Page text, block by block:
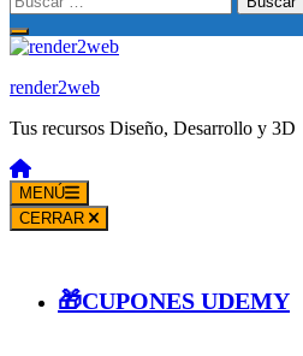
render2web
Tus recursos Diseño, Desarrollo y 3D
MENÚ
CERRAR
🎁CUPONES UDEMY